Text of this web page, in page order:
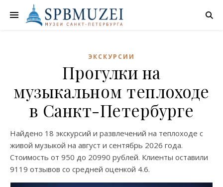
ЭКСКУРСИИ
Прогулки на
музыкальном теплоходе
в Санкт-Петербурге
Найдено 18 экскурсий и развлечений на теплоходе с
живой музыкой на август и сентябрь 2026 года.
Стоимость от 950 до 20990 рублей. Клиенты оставили
9119 отзывов со средней оценкой 4.6.